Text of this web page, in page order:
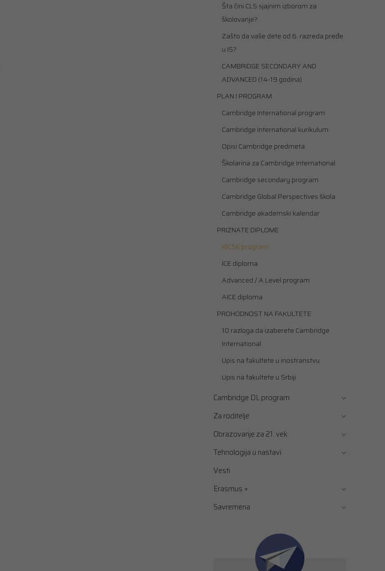
Šta čini CLS sjajnim izborom za
školovanje?
Zašto da vaše dete od 6. razreda pređe
u IS?
CAMBRIDGE SECONDARY AND
ADVANCED (14-19 godina)
PLAN I PROGRAM
Cambridge International program
Cambridge International kurikulum
Opisi Cambridge predmeta
Školarina za Cambridge International
Cambridge secondary program
Cambridge Global Perspectives škola
Cambridge akademski kalendar
PRIZNATE DIPLOME
IGCSE program
ICE diploma
Advanced / A Level program
AICE diploma
PROHODNOST NA FAKULTETE
10 razloga da izaberete Cambridge
International
Upis na fakultete u inostranstvu
Upis na fakultete u Srbiji
Cambridge DL program
Za roditelje
Obrazovanje za 21. vek
Tehnologija u nastavi
Vesti
Erasmus +
Savremena